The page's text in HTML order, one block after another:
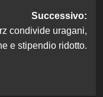
Successivo:
condivide uragani,
e stipendio ridotto.